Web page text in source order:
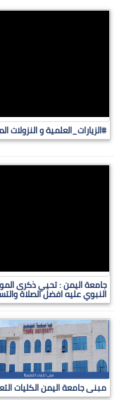
#الزيارات_العلمية و النزولات
جامعة اليمن : تحيي ذكرى
النبوي عليه افضل الصلاة
مبنى جامعة اليمن الكليات